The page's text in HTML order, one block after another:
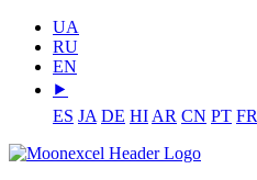
UA
RU
EN
⯈
ES JA DE HI AR CN PT FR